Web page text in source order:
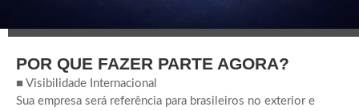
POR QUE FAZER PARTE AGORA?
■ Visibilidade Internacional
Sua empresa será referência para brasileiros no exterior e